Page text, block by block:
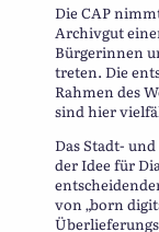
Die CAP
Archivgut
Bürgerinnen
treten. Die
Rahmen des
sind hier
Das Stadt-
der Idee für
von „born